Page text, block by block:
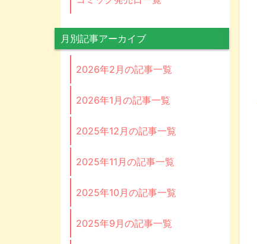
月別記事アーカイブ
2026年2月の記事一覧
2026年1月の記事一覧
2025年12月の記事一覧
2025年11月の記事一覧
2025年10月の記事一覧
2025年9月の記事一覧